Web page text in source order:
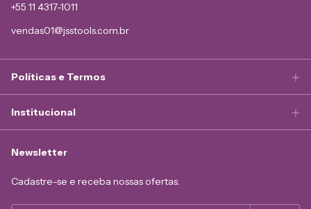
+55 11 4317-1011
vendas01@jsstools.com.br
Políticas e Termos
Institucional
Newsletter
Cadastre-se e receba nossas ofertas.